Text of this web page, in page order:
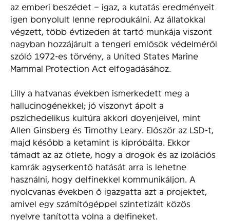
az emberi beszédet – igaz, a kutatás eredményeit
igen bonyolult lenne reprodukálni. Az állatokkal
végzett, több évtizeden át tartó munkája viszont
nagyban hozzájárult a tengeri emlősök védelméről
szóló 1972-es törvény, a United States Marine
Mammal Protection Act elfogadásához.
Lilly a hatvanas években ismerkedett meg a
hallucinogénekkel; jó viszonyt ápolt a
pszichedelikus kultúra akkori doyenjeivel, mint
Allen Ginsberg és Timothy Leary. Először az LSD-t,
majd később a ketamint is kipróbálta. Ekkor
támadt az az ötlete, hogy a drogok és az izolációs
kamrák agyserkentő hatását arra is lehetne
használni, hogy delfinekkel kommunikáljon. A
nyolcvanas években ő igazgatta azt a projektet,
amivel egy számítógéppel szintetizált közös
nyelvre tanította volna a delfineket.